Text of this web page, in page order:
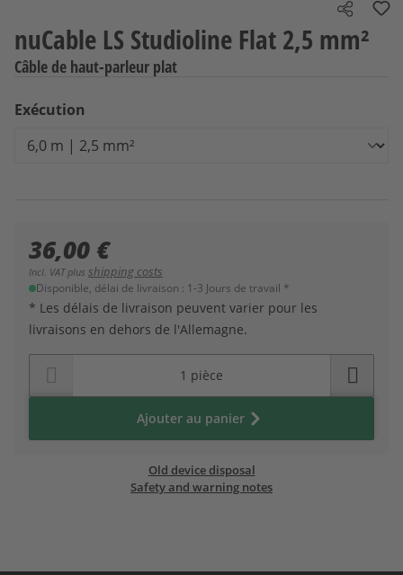
Share
nuCable LS Studioline Flat 2,5 mm²
Câble de haut-parleur plat
Sélectionnez
Exécution
36,00 €
Incl. VAT plus shipping costs
Disponible, délai de livraison : 1-3 Jours de travail *
* Les délais de livraison peuvent varier pour les
livraisons en dehors de l'Allemagne.
Ajouter au panier
Old device disposal
Safety and warning notes